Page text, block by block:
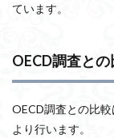
ています。
OECD調査と
OECD調査との比
より行います。